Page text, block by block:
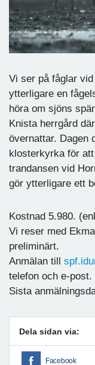
Vi ser på fåglar
ytterligare en
höra om sjöns
Knista herrgård
övernattar. Dagen
klosterkyrka för
trandansen vid
gör ytterligare ett
Kostnad 5.980.
Vi reser med
preliminärt.
Anmälan till
telefon och e-post.
Sista
Dela sidan via:
Facebook